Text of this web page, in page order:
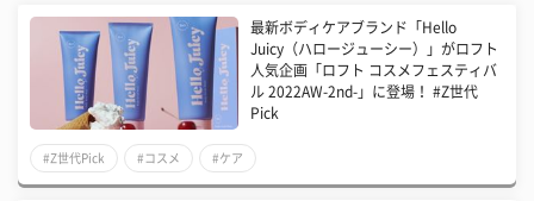
最新ボディケアブランド「Hello
Juicy（ハロージューシー）」がロフト
人気企画「ロフト コスメフェスティバ
ル 2022AW-2nd-」に登場！ #Z世代
Pick
#Z世代Pick #コスメ #ケア